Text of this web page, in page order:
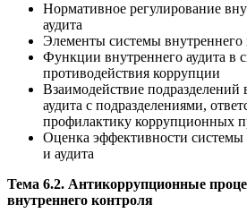
Нормативное регулирование
аудита
Элементы системы внутреннего
Функции внутреннего аудита в
противодействия коррупции
Взаимодействие подразделений
аудита с подразделениями,
профилактику коррупционных
Оценка эффективности системы
и аудита
Тема 6.2. Антикоррупционные
внутреннего контроля